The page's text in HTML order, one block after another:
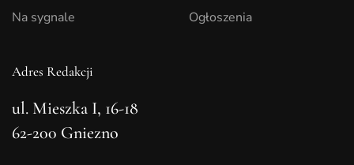
Na sygnale
Ogłoszenia
Adres Redakcji
ul. Mieszka I, 16-18
62-200 Gniezno